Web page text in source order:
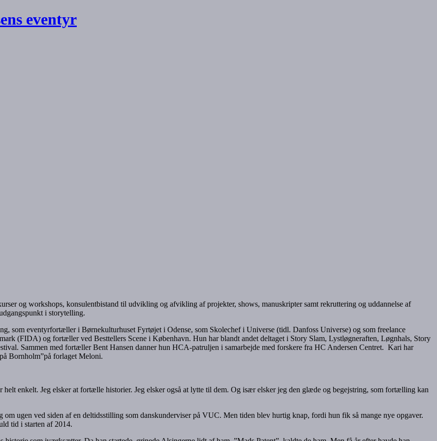
eventyr
og workshops, konsulentbistand til udvikling og afvikling af projekter, shows, manuskripter samt rekruttering og uddannelse af
i storytelling.
som eventyrfortæller i Børnekulturhuset Fyrtøjet i Odense, som Skolechef i Universe (tidl. Danfoss Universe) og som freelance
(FIDA) og fortæller ved Besttellers Scene i København. Hun har blandt andet deltaget i Story Slam, Lystløgneraften, Løgnhals, Story
Sammen med fortæller Bent Hansen danner hun HCA-patruljen i samarbejde med forskere fra HC Andersen Centret. Kari har
Bornholm”på forlaget Meloni.
enkelt. Jeg elsker at fortælle historier. Jeg elsker også at lytte til dem. Og især elsker jeg den glæde og begejstring, som fortælling kan
om ugen ved siden af en deltidsstilling som danskunderviser på VUC. Men tiden blev hurtig knap, fordi hun fik så mange nye opgaver.
tid i starten af 2014.